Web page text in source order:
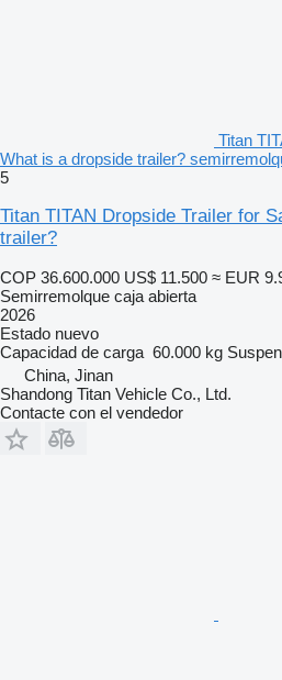
Titan
What is a dropside trailer?
5
Titan TITAN Dropside Trailer for
trailer?
COP 36.600.000 US$ 11.500 ≈ EUR
Semirremolque caja abierta
2026
Estado nuevo
Capacidad de carga 60.000 kg
China, Jinan
Shandong Titan Vehicle Co., Ltd.
Contacte con el vendedor